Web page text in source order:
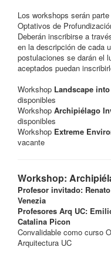
Los workshops serán
Optativos de
Deberán inscribirse a
en la descripción de cada
postulaciones se darán el
aceptados puedan
Workshop Landscape
disponibles
Workshop Archipiélago
disponibles
Workshop Extreme
vacante
Workshop:
Profesor invitado:
Venezia
Profesores Arq UC:
Catalina Picon
Convalidable como curso
Arquitectura UC